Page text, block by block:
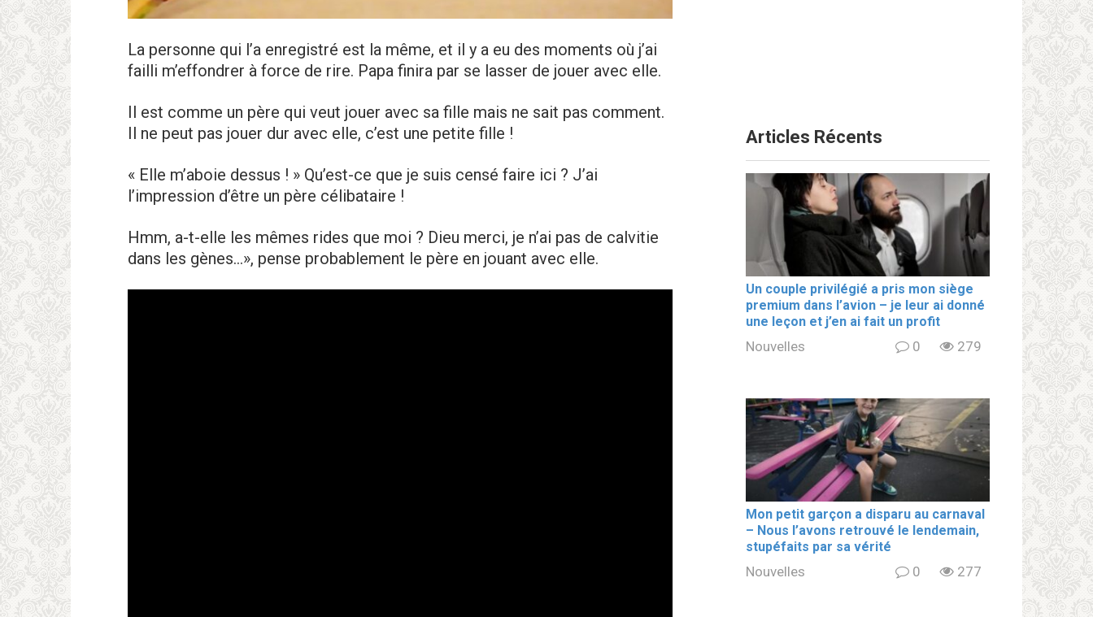
La personne qui l’a enregistré est la même, et il y a eu des moments où j’ai
failli m’effondrer à force de rire. Papa finira par se lasser de jouer avec elle.
Il est comme un père qui veut jouer avec sa fille mais ne sait pas comment.
Il ne peut pas jouer dur avec elle, c’est une petite fille !
« Elle m’aboie dessus ! » Qu’est-ce que je suis censé faire ici ? J’ai
l’impression d’être un père célibataire !
Hmm, a-t-elle les mêmes rides que moi ? Dieu merci, je n’ai pas de calvitie
dans les gènes…», pense probablement le père en jouant avec elle.
Articles Récents
Un couple privilégié a pris mon siège
premium dans l’avion – je leur ai donné
une leçon et j’en ai fait un profit
Nouvelles 0 279
Mon petit garçon a disparu au carnaval
– Nous l’avons retrouvé le lendemain,
stupéfaits par sa vérité
Nouvelles 0 277